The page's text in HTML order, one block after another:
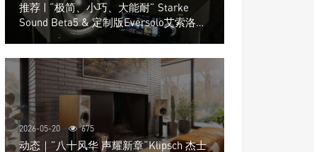
推荐 | “极简、小巧、大能耐” Starke
Sound Beta5 & 定制版Eversolo艾索洛
Play音响组合
2026-05-20 675
动态｜”八十风华 声耀新章“Klipsch 杰士